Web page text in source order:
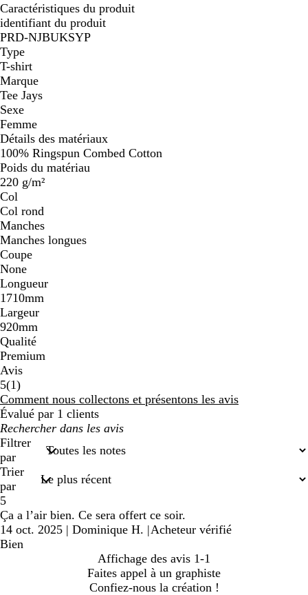
Caractéristiques du produit
identifiant du produit
PRD-NJBUKSYP
Type
T-shirt
Marque
Tee Jays
Sexe
Femme
Détails des matériaux
100% Ringspun Combed Cotton
Poids du matériau
220 g/m²
Col
Col rond
Manches
Manches longues
Coupe
None
Longueur
1710mm
Largeur
920mm
Qualité
Premium
Avis
5(11
avis
)
Comment nous collectons et présentons les avis
Évalué par 1 clients
Mes
recherches
saisies
Filtrer
par
Trier
par
5
Ça a l’air bien. Ce sera offert ce soir.
14 oct. 2025 | Dominique H. |Acheteur vérifié
Bien
Affichage des avis 1-1
Faites appel à un graphiste
Confiez-nous la création !